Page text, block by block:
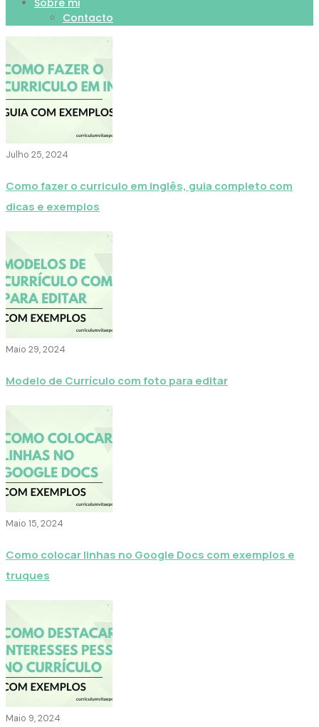
Sobre mi
Contacto
Julho 25, 2024
Como fazer o curriculo em inglês, guia completo com
dicas e exemplos
Maio 29, 2024
Modelo de Currículo com foto para editar
Maio 15, 2024
Como colocar linhas no Google Docs com exemplos e
truques
Maio 9, 2024